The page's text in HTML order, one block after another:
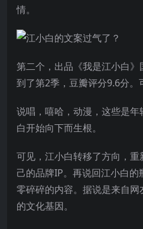
情。
第二个，出品《我是江小白
到了第2季，豆瓣评分9.6分。
说唱，嘻哈，动漫，这些是
白开始向下而生根。
可见，江小白转移了方向，
己的品牌IP。再说回江小白
零碎碎的内容。据说是来自
的文化基因。